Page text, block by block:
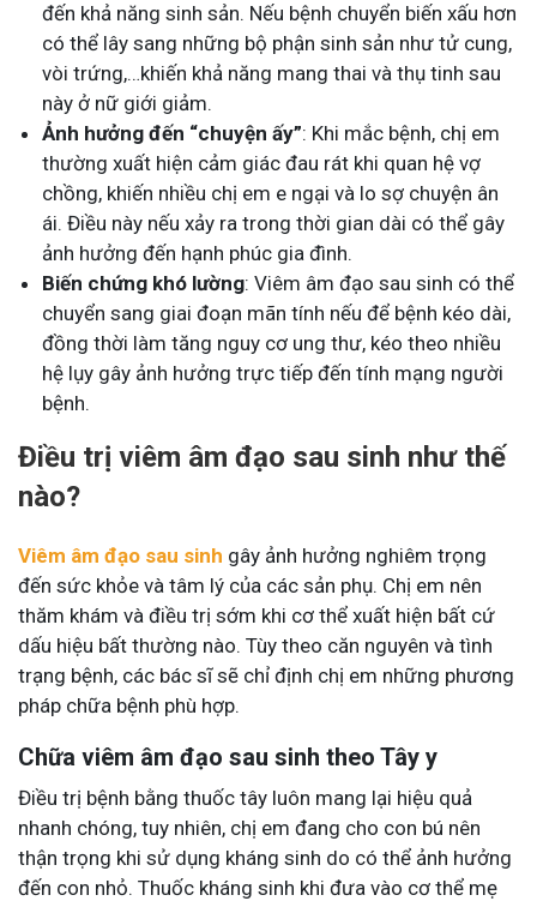
đến khả năng sinh sản. Nếu bệnh chuyển biến xấu hơn
có thể lây sang những bộ phận sinh sản như tử cung,
vòi trứng,…khiến khả năng mang thai và thụ tinh sau
này ở nữ giới giảm.
Ảnh hưởng đến “chuyện ấy”: Khi mắc bệnh, chị em
thường xuất hiện cảm giác đau rát khi quan hệ vợ
chồng, khiến nhiều chị em e ngại và lo sợ chuyện ân
ái. Điều này nếu xảy ra trong thời gian dài có thể gây
ảnh hưởng đến hạnh phúc gia đình.
Biến chứng khó lường: Viêm âm đạo sau sinh có thể
chuyển sang giai đoạn mãn tính nếu để bệnh kéo dài,
đồng thời làm tăng nguy cơ ung thư, kéo theo nhiều
hệ lụy gây ảnh hưởng trực tiếp đến tính mạng người
bệnh.
Điều trị viêm âm đạo sau sinh như thế
nào?
Viêm âm đạo sau sinh gây ảnh hưởng nghiêm trọng
đến sức khỏe và tâm lý của các sản phụ. Chị em nên
thăm khám và điều trị sớm khi cơ thể xuất hiện bất cứ
dấu hiệu bất thường nào. Tùy theo căn nguyên và tình
trạng bệnh, các bác sĩ sẽ chỉ định chị em những phương
pháp chữa bệnh phù hợp.
Chữa viêm âm đạo sau sinh theo Tây y
Điều trị bệnh bằng thuốc tây luôn mang lại hiệu quả
nhanh chóng, tuy nhiên, chị em đang cho con bú nên
thận trọng khi sử dụng kháng sinh do có thể ảnh hưởng
đến con nhỏ. Thuốc kháng sinh khi đưa vào cơ thể mẹ